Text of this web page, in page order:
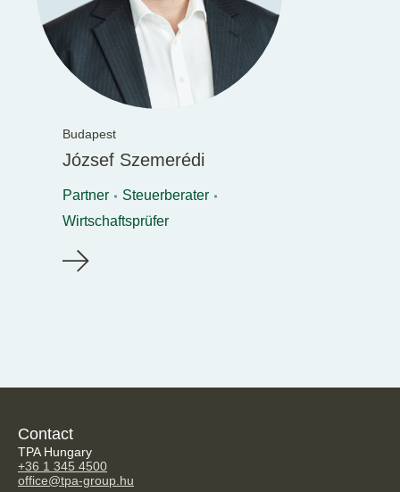
Budapest
József Szemerédi
Partner
Steuerberater
Wirtschaftsprüfer
Contact
TPA Hungary
+36 1 345 4500
office@tpa-group.hu